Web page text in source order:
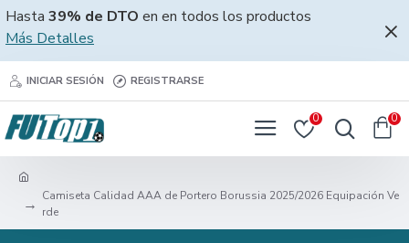
Hasta 39% de DTO en en todos los productos
Más Detalles
INICIAR SESIÓN REGISTRARSE
0 0
Camiseta Calidad AAA de Portero Borussia 2025/2026 Equipación Ve
rde